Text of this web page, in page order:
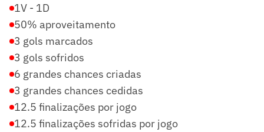
1V - 1D
50% aproveitamento
3 gols marcados
3 gols sofridos
6 grandes chances criadas
3 grandes chances cedidas
12.5 finalizações por jogo
12.5 finalizações sofridas por jogo